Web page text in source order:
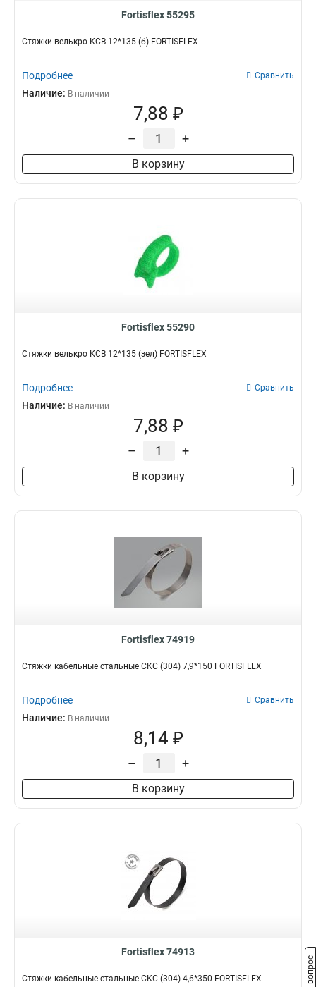
Fortisflex 55295
Стяжки велькро КСВ 12*135 (б) FORTISFLEX
Подробнее Сравнить
Наличие: В наличии
7,88 ₽
– +
В корзину
Fortisflex 55290
Стяжки велькро КСВ 12*135 (зел) FORTISFLEX
Подробнее Сравнить
Наличие: В наличии
7,88 ₽
– +
В корзину
Fortisflex 74919
Стяжки кабельные стальные СКС (304) 7,9*150 FORTISFLEX
Подробнее Сравнить
Наличие: В наличии
8,14 ₽
– +
В корзину
Fortisflex 74913
Стяжки кабельные стальные СКС (304) 4,6*350 FORTISFLEX